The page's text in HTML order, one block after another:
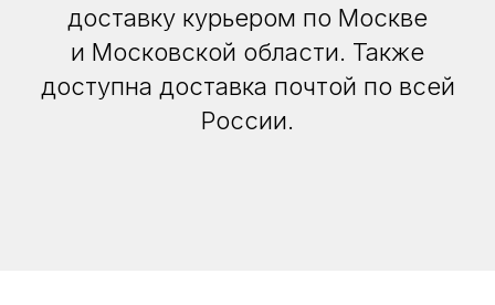
доставку курьером по Москве
и Московской области. Также
доступна доставка почтой по всей
России.